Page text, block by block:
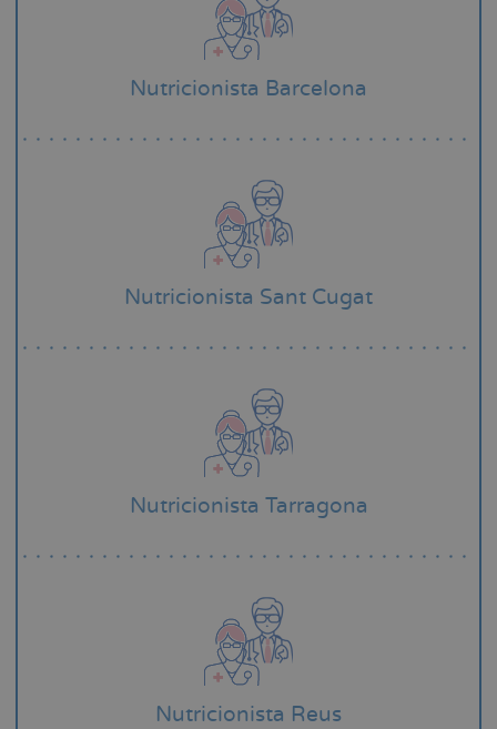
Nutricionista Barcelona
Nutricionista Sant Cugat
Nutricionista Tarragona
Nutricionista Reus